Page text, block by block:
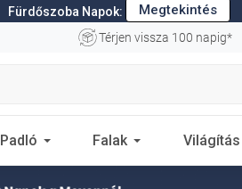
Fürdőszoba Napok: Megtekintés
Térjen vissza 100 napig*
Padló Falak Világítás